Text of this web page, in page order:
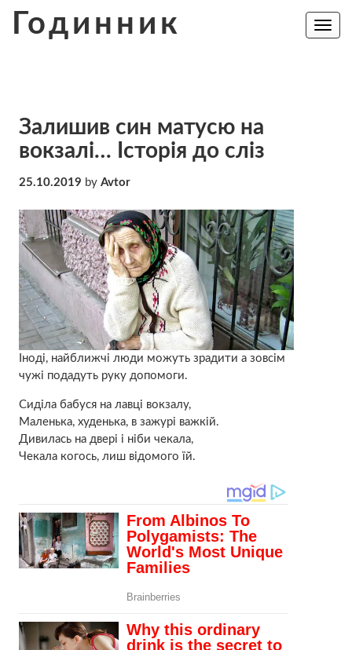
Годинник
Toggle
Залишив син матусю на
вокзалі… Історія до сліз
25.10.2019 by Avtor
Іноді, найближчі люди можуть зрадити а зовсім
чужі подадуть руку допомоги.
Сиділа бабуся на лавці вокзалу,
Маленька, худенька, в зажурі важкій.
Дивилась на двері і ніби чекала,
Чекала когось, лиш відомого їй.